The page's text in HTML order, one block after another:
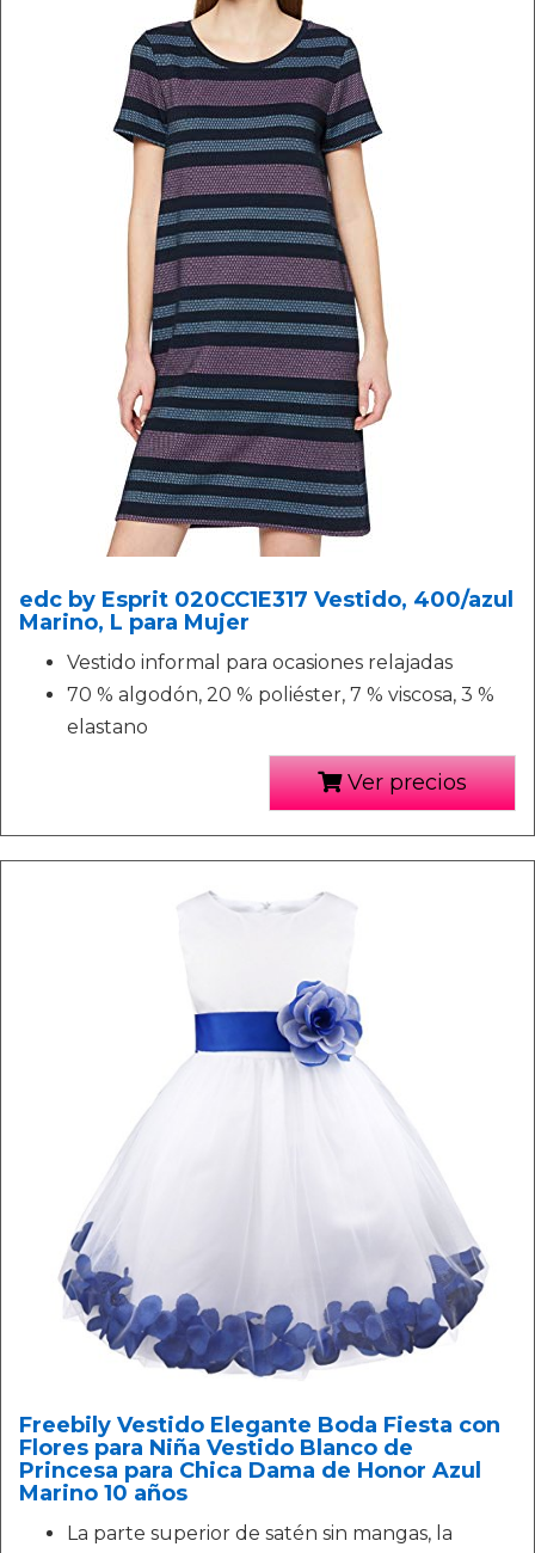
edc by Esprit 020CC1E317 Vestido, 400/azul
Marino, L para Mujer
Vestido informal para ocasiones relajadas
70 % algodón, 20 % poliéster, 7 % viscosa, 3 %
elastano
Ver precios
Freebily Vestido Elegante Boda Fiesta con
Flores para Niña Vestido Blanco de
Princesa para Chica Dama de Honor Azul
Marino 10 años
La parte superior de satén sin mangas, la